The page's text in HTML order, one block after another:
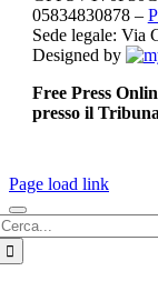
05834830878 –
Sede legale: Via
Designed by
Free Press
presso il
Page load link